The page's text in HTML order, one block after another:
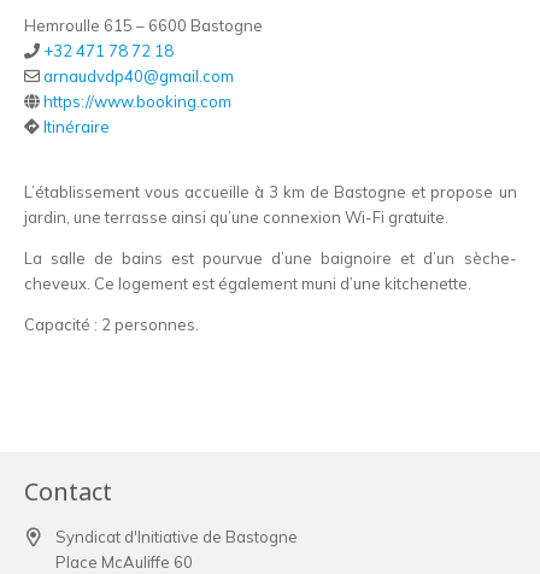
Hemroulle 615 – 6600 Bastogne
+32 471 78 72 18
arnaudvdp40@gmail.com
https://www.booking.com
Itinéraire
L’établissement vous accueille à 3 km de Bastogne et propose un
jardin, une terrasse ainsi qu’une connexion Wi-Fi gratuite.
La salle de bains est pourvue d’une baignoire et d’un sèche-
cheveux. Ce logement est également muni d’une kitchenette.
Capacité : 2 personnes.
Contact
Syndicat d'Initiative de Bastogne
Place McAuliffe 60